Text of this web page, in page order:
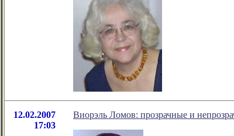
12.02.2007
17:03
Виорэль Ломов: прозрачные и